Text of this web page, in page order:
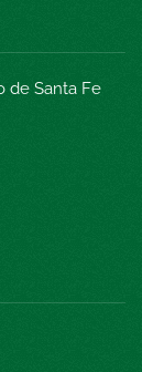
de Santa Fe